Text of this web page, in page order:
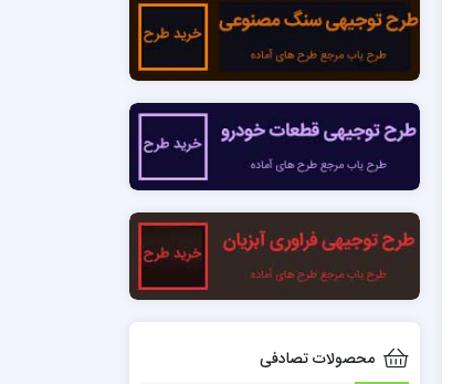
محصولات تصادفی